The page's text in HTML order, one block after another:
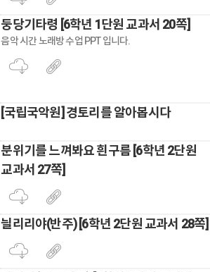
둥당기타령 [6학년 1단원 교과서 20쪽]
음악 시간 노래방 수업 PPT 입니다.
[국립국악원] 경토리를 알아봅시다
분위기를 느껴봐요 흰구름 [6학년 2단원
교과서 27쪽]
늴리리야(반주) [6학년 2단원 교과서 28쪽]